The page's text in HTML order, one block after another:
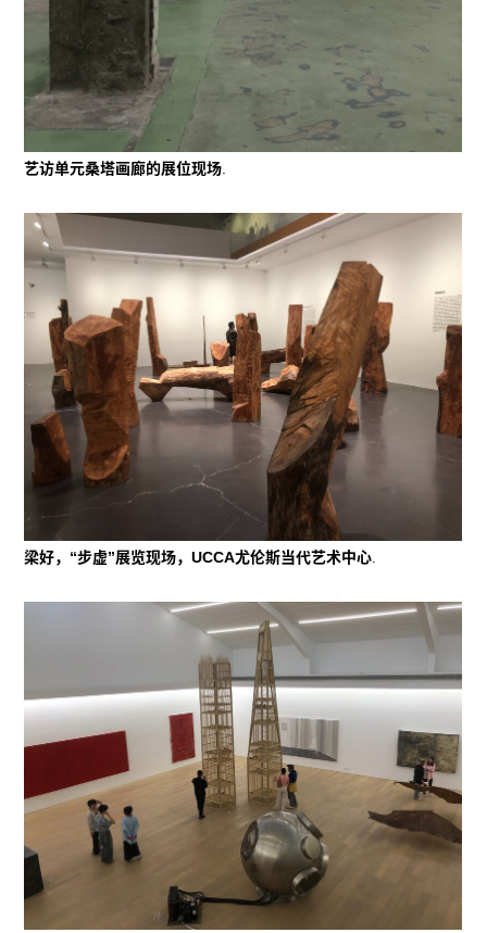
艺访单元桑塔画廊的展位现场.
梁好，“步虚”展览现场，UCCA尤伦斯当代艺术中心